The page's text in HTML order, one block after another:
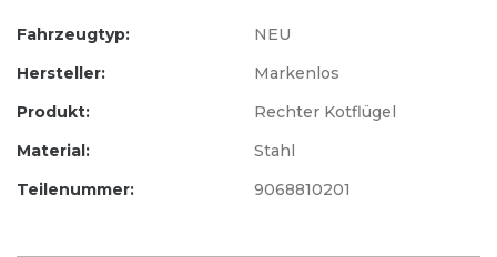
Hersteller:
Markenlos
Produkt:
Rechter Kotflügel
Fahrzeugtyp: NEU
Material:
Stahl
Teilenummer:
9068810201